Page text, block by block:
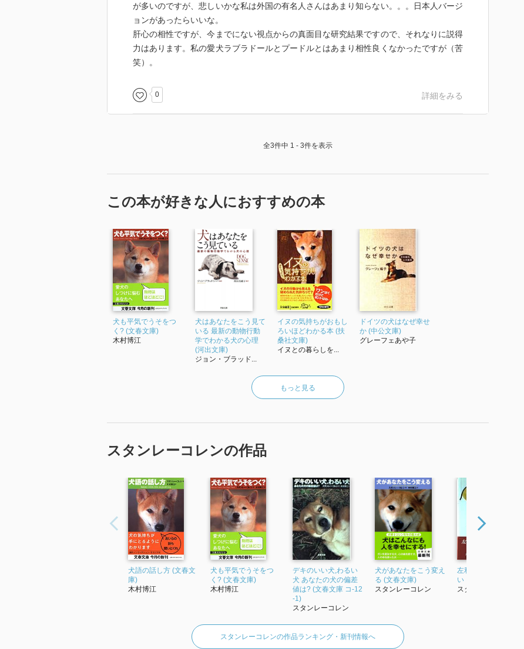
が多いのですが、悲しいかな私は外国の有名人さんはあまり知らない。。。日本人バージ
ョンがあったらいいな。
肝心の相性ですが、今までにない視点からの真面目な研究結果ですので、それなりに説得
力はあります。私の愛犬ラブラドールとプードルとはあまり相性良くなかったですが（苦
笑）。
0 詳細をみる
全3件中 1 - 3件を表示
この本が好きな人におすすめの本
犬も平気でうそをつ
く? (文春文庫)
木村博江
犬はあなたをこう見て
いる 最新の動物行動
学でわかる犬の心理
(河出文庫)
ジョン・ブラッド...
イヌの気持ちがおもし
ろいほどわかる本 (扶
桑社文庫)
イヌとの暮らしを...
ドイツの犬はなぜ幸せ
か (中公文庫)
グレーフェあや子
もっと見る
スタンレーコレンの作品
犬語の話し方 (文春文
庫)
木村博江
犬も平気でうそをつ
く? (文春文庫)
木村博江
デキのいい犬,わるい
犬 あなたの犬の偏差
値は? (文春文庫 コ-12
-1)
スタンレーコレン
犬があなたをこう変え
る (文春文庫)
スタンレーコレン
左利きは危険がいっぱ
い
スタンレーコレン
スタンレーコレンの作品ランキング・新刊情報へ